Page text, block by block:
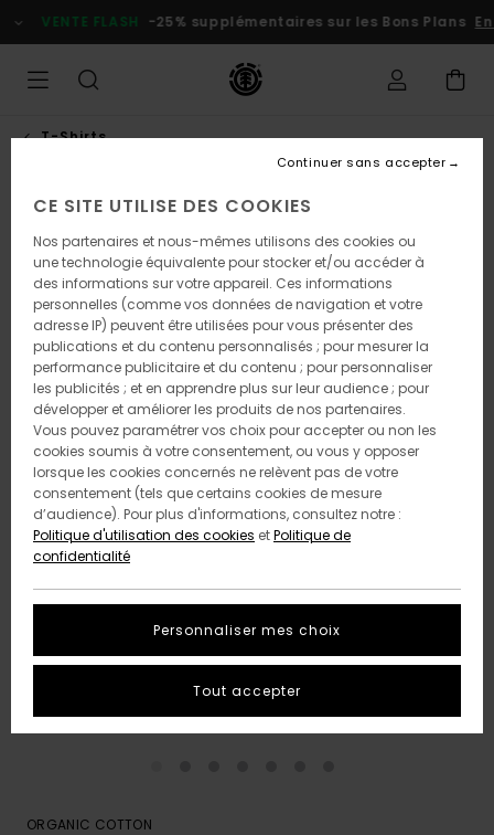
l'information
VENTE FLASH -25% supplémentaires sur les Bons Plans En
T-Shirts
ORGANIC COTTON
CE SITE UTILISE DES COOKIES
Nos partenaires et nous-mêmes utilisons des cookies ou
une technologie équivalente pour stocker et/ou accéder à
des informations sur votre appareil. Ces informations
personnelles (comme vos données de navigation et votre
adresse IP) peuvent être utilisées pour vous présenter des
publications et du contenu personnalisés ; pour mesurer la
performance publicitaire et du contenu ; pour personnaliser
les publicités ; et en apprendre plus sur leur audience ; pour
développer et améliorer les produits de nos partenaires.
Vous pouvez paramétrer vos choix pour accepter ou non les
cookies soumis à votre consentement, ou vous y opposer
lorsque les cookies concernés ne relèvent pas de votre
consentement (tels que certains cookies de mesure
d’audience). Pour plus d'informations, consultez notre :
Politique d'utilisation des cookies etPolitique de
confidentialité
Personnaliser mes choix
Continuer sans accepter
Tout accepter